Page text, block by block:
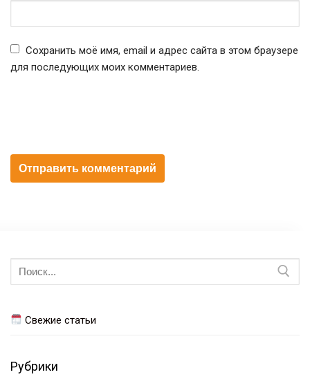
Сохранить моё имя, email и адрес сайта в этом браузере
для последующих моих комментариев.
Искать:
Свежие статьи
Рубрики